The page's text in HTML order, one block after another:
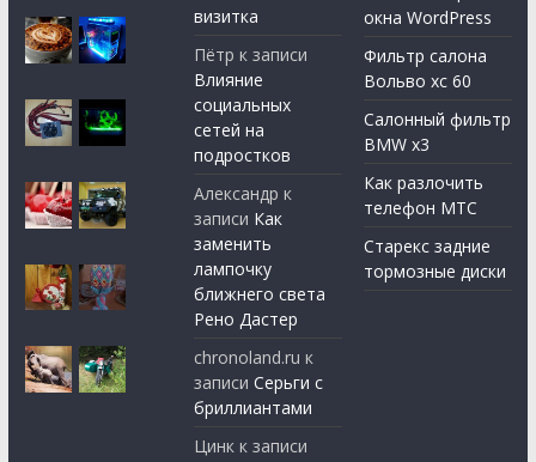
визитка
Пётр к записи
Влияние
социальных
сетей на
подростков
Александр к
записи Как
заменить
лампочку
ближнего света
Рено Дастер
chronoland.ru к
записиСерьги с
бриллиантами
Цинк к записи
окна WordPress
Фильтр салона
Вольво хс 60
Салонный фильтр
BMW x3
Как разлочить
телефон МТС
Старекс задние
тормозные диски